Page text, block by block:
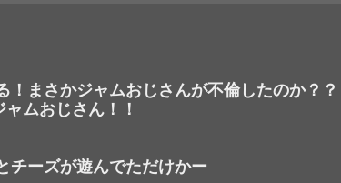
まさかジャムおじさんが不倫したのか？？
おじさん！！
チーズが遊んでただけかー